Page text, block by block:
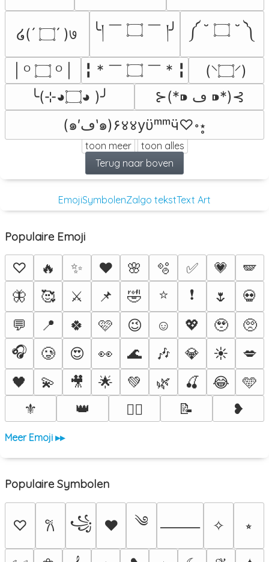
໒( ́ ۝ ́ )७ ╰། ￣ ۝ ￣ །╯ ༼ ˘ ۝ ˘ ༽
| ᴼ ۝ ᴼ | ╏ * ￣ ۝ ￣ * ╏
(⸌۝⸍)
╰(⊹◕۝◕ )╯
⊱(*⁍ ڡ ⁍*)⊰
(๑′ڡ‵๑)۶४४yϋᵐᵐӵ♡॰⋆̥
toon meer
toon alles
Terug naar boven
EmojiSymbolenZalgo tekstText Art
Populaire Emoji
♡ 🔥 ✨ ❤️ 🌸 🫧 ✅ 💗
🪽
🦋
🥰 ⚔️ 📌 🤣 ⭐ ❗ 🌷
💀
💬
📍 🍀 🩷 😉 ☺️ 💖 🥹
🥺
🎧
🥲 😍 👀 🌊 🎶 💎 ☀️
💋
🖤
💫 🎥 🌟 💚 🌿 🍒 😂
🩵
⚜️
👑 ❤️‍🔥 📝 ❥
Meer Emoji ▸▸
Populaire Symbolen
♡ 𐙚 ꧁ ♥ ༄ ⸻ ✧ ⭒